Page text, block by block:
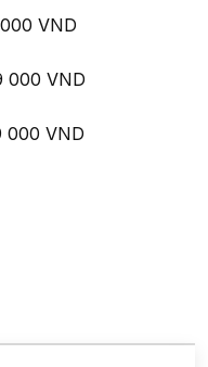
VND
000 VND
000 VND